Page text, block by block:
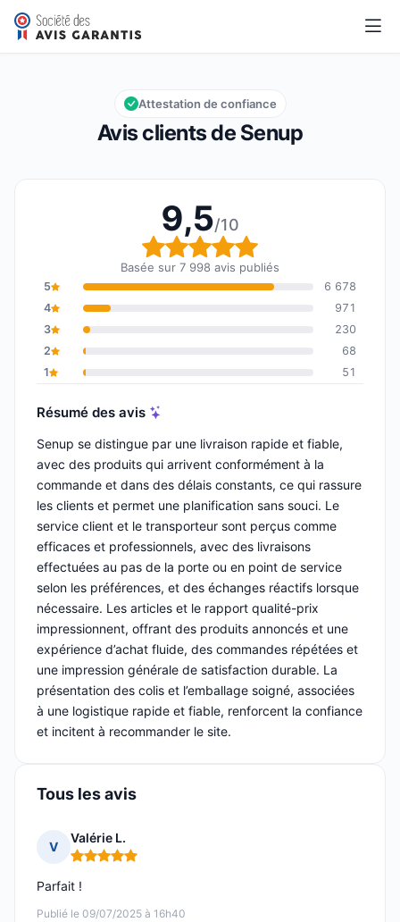
Senup
Note globale : 9,5 sur 10
9,5/10
Avis clients de Senup
Attestation de confiance
9,5/10
Note globale : 9,5 sur
Basée sur 7 998 avis publiés
5
6 678
4
971
3
230
2
68
1
51
Résumé des avis
Senup se distingue par une livraison rapide et fiable,
avec des produits qui arrivent conformément à la
commande et dans des délais constants, ce qui rassure
les clients et permet une planification sans souci. Le
service client et le transporteur sont perçus comme
efficaces et professionnels, avec des livraisons
effectuées au pas de la porte ou en point de service
selon les préférences, et des échanges réactifs lorsque
nécessaire. Les articles et le rapport qualité-prix
impressionnent, offrant des produits annoncés et une
expérience d’achat fluide, des commandes répétées et
une impression générale de satisfaction durable. La
présentation des colis et l’emballage soigné, associées
à une logistique rapide et fiable, renforcent la confiance
et incitent à recommander le site.
Tous les avis
V
Valérie L.
Note : 5 sur 5
Publié le 09/07/2025 à 16h40
Parfait !